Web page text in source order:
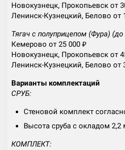
Новокузнецк, Прокопьевск от
Ленинск-Кузнецкий, Белово от
Тягач с полуприцепом (Фура)
Кемерово от 25 000 ₽
Новокузнецк, Прокопьевск от
Ленинск-Кузнецкий, Белово от
Варианты комплектаций
СРУБ:
Стеновой комплект
Высота сруба с окладом 2,2
КОМПЛЕКТ: